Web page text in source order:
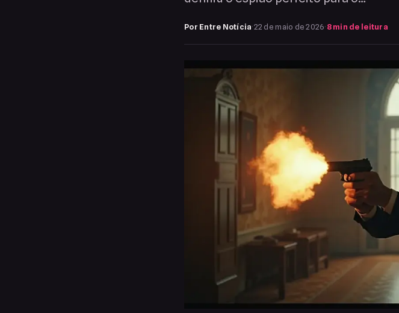
Por Entre Notícia·22 de maio de 2026·8 min de leitura